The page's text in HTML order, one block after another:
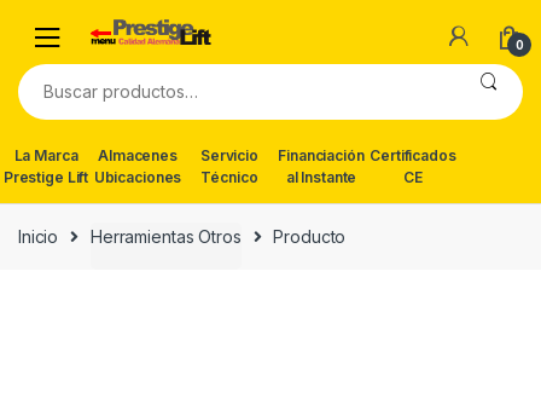
navigation
content
0
Buscar
por:
La Marca
Prestige Lift
Almacenes
Ubicaciones
Servicio
Técnico
Financiación
al Instante
Certificados
CE
Inicio Herramientas Otros Producto